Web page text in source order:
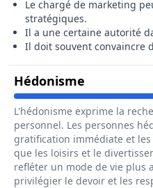
Le chargé de marketing
stratégiques.
Il a une certaine autorité
Il doit souvent convaincre
Hédonisme Pour Le
L'hédonisme exprime la
personnel. Les personnes
gratification immédiate et
que les loisirs et le
refléter un mode de vie plus
privilégier le devoir et les